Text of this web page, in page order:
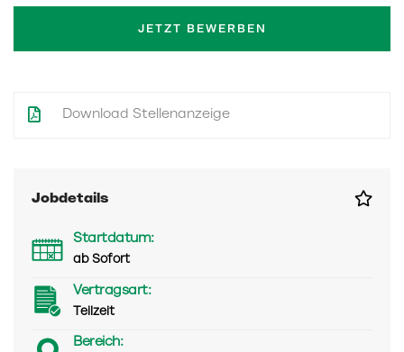
JETZT BEWERBEN
Download Stellenanzeige
Jobdetails
Startdatum:
ab Sofort
Vertragsart:
Teilzeit
Bereich: